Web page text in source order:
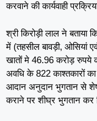
करवाने की कार्यवाही
श्री किरोड़ी लाल ने बताया
में (तहसील बावड़ी, ओसियां
खातों मे 46.96 करोड़ रुपये
अवधि के 822 काश्तकारों
आदान अनुदान भुगतान से शेष
कराने पर शीघ्र भुगतान कर